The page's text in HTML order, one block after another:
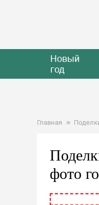
Новый
год
Главная
фото